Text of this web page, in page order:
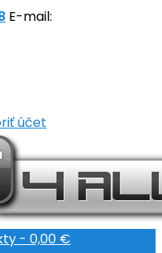
E-mail:
účet
- 0,00 €